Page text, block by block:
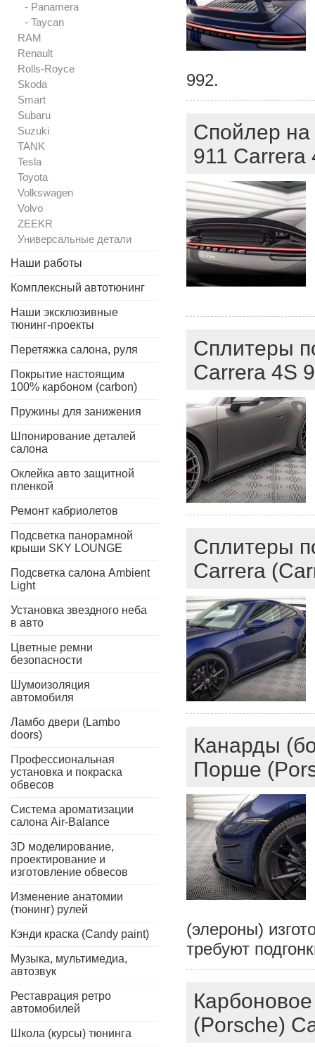
- Panamera
- Taycan
RAM
Renault
Rolls-Royce
Skoda
Smart
Subaru
Suzuki
TANK
Tesla
Toyota
Volkswagen
Volvo
ZEEKR
Универсальные детали
Наши работы
Комплексный автотюнинг
Наши эксклюзивные
тюнинг-проекты
Перетяжка салона, руля
Покрытие настоящим
100% карбоном (carbon)
Пружины для занижения
Шпонирование деталей
салона
Оклейка авто защитной
пленкой
Ремонт кабриолетов
Подсветка панорамной
крыши SKY LOUNGE
Подсветка салона Ambient
Light
Установка звездного неба
в авто
Цветные ремни
безопасности
Шумоизоляция
автомобиля
Ламбо двери (Lambo
doors)
Профессиональная
установка и покраска
обвесов
Система ароматизации
салона Air-Balance
3D моделирование,
проектирование и
изготовление обвесов
Изменение анатомии
(тюнинг) рулей
Кэнди краска (Candy paint)
Музыка, мультимедиа,
автозвук
Реставрация ретро
автомобилей
Школа (курсы) тюнинга
992.
Спойлер
911 Carrera
Сплитеры
Carrera 4S
Сплитеры
Carrera
Канарды
Порше
(элероны)
требуют
(Porsche)